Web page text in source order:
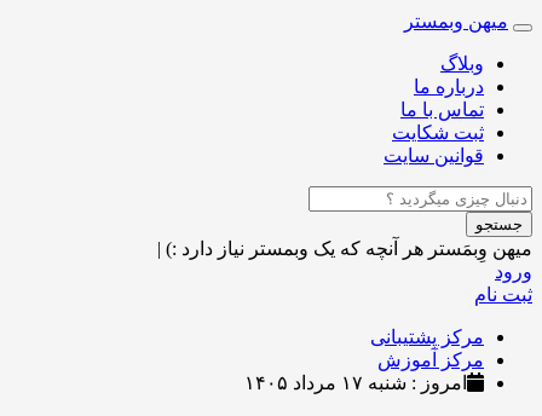
Toggle
navigation
میهن وبمستر
وبلاگ
درباره ما
تماس با ما
ثبت شکایت
قوانین سایت
جستجو
میهن وِبمَستر هر آنچه که یک وبمستر نیاز دارد :) |
ورود
ثبت نام
مرکز پشتیبانی
مرکز آموزش
امروز : شنبه ۱۷ مرداد ۱۴۰۵